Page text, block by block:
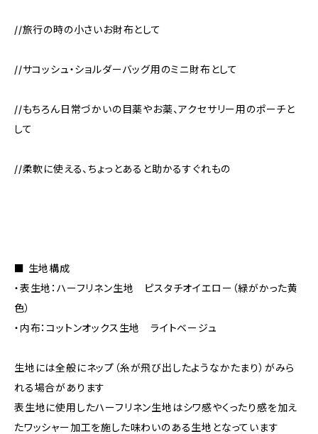
//旅行の時の小さいお財布として
//サコッシュ・ショルダーバッグ用のミニ財布として
//もちろん日常づかいの目薬やお薬、アクセサリー用のポーチと
して
//柔軟に使える、ちょっとあると助かるすぐれもの
■ 生地構成
・表生地：ハーフリネン生地 ピスタチオイエロー（緑がかった黄
色）
・内布：コットンオックス生地 ライトベージュ
生地には全般にネップ（糸が飛び出したようなかたまり）がみら
れる場合があります
表生地に使用したハーフリネン生地はシワ感やくったり感を加え
たワッシャー加工を施した味わいのある生地となっています